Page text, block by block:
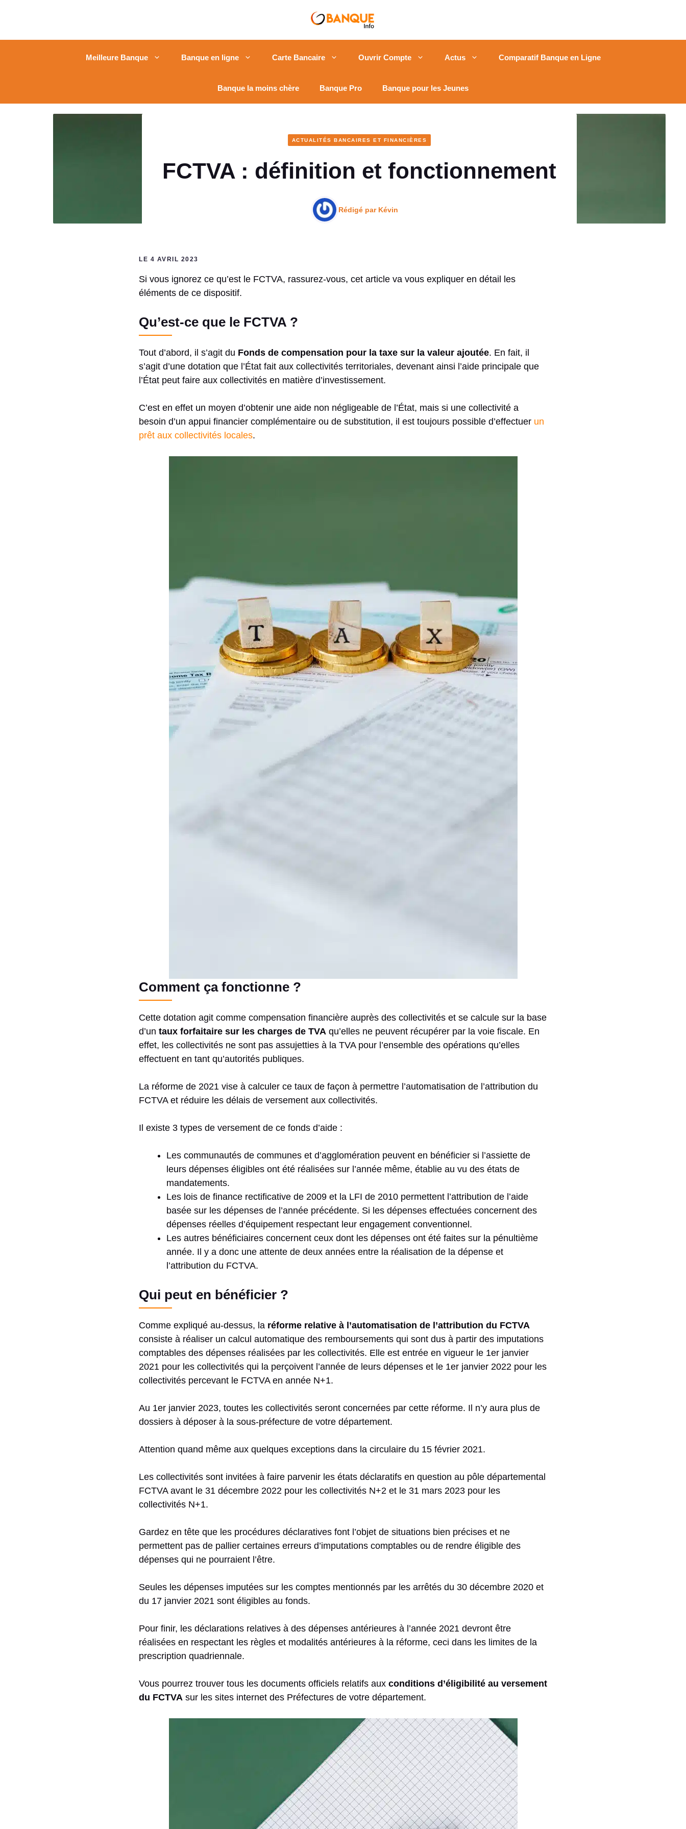
Meilleure Banque Banque en ligne Carte Bancaire Ouvrir Compte Actus Comparatif Banque en Ligne
Banque la moins chère Banque Pro Banque pour les Jeunes
ACTUALITÉS BANCAIRES ET FINANCIÈRES
FCTVA : définition et fonctionnement
Rédigé par Kévin
LE 4 AVRIL 2023
Si vous ignorez ce qu’est le FCTVA, rassurez-vous, cet article va vous expliquer en détail les
éléments de ce dispositif.
Qu’est-ce que le FCTVA ?
Tout d’abord, il s’agit du Fonds de compensation pour la taxe sur la valeur ajoutée. En fait, il
s’agit d’une dotation que l’État fait aux collectivités territoriales, devenant ainsi l’aide principale que
l’État peut faire aux collectivités en matière d’investissement.
C’est en effet un moyen d’obtenir une aide non négligeable de l’État, mais si une collectivité a
besoin d’un appui financier complémentaire ou de substitution, il est toujours possible d’effectuer un
prêt aux collectivités locales.
Comment ça fonctionne ?
Cette dotation agit comme compensation financière auprès des collectivités et se calcule sur la base
d’un taux forfaitaire sur les charges de TVA qu’elles ne peuvent récupérer par la voie fiscale. En
effet, les collectivités ne sont pas assujetties à la TVA pour l’ensemble des opérations qu’elles
effectuent en tant qu’autorités publiques.
La réforme de 2021 vise à calculer ce taux de façon à permettre l’automatisation de l’attribution du
FCTVA et réduire les délais de versement aux collectivités.
Il existe 3 types de versement de ce fonds d’aide :
Les communautés de communes et d’agglomération peuvent en bénéficier si l’assiette de
leurs dépenses éligibles ont été réalisées sur l’année même, établie au vu des états de
mandatements.
Les lois de finance rectificative de 2009 et la LFI de 2010 permettent l’attribution de l’aide
basée sur les dépenses de l’année précédente. Si les dépenses effectuées concernent des
dépenses réelles d’équipement respectant leur engagement conventionnel.
Les autres bénéficiaires concernent ceux dont les dépenses ont été faites sur la pénultième
année. Il y a donc une attente de deux années entre la réalisation de la dépense et
l’attribution du FCTVA.
Qui peut en bénéficier ?
Comme expliqué au-dessus, la réforme relative à l’automatisation de l’attribution du FCTVA
consiste à réaliser un calcul automatique des remboursements qui sont dus à partir des imputations
comptables des dépenses réalisées par les collectivités. Elle est entrée en vigueur le 1er janvier
2021 pour les collectivités qui la perçoivent l’année de leurs dépenses et le 1er janvier 2022 pour les
collectivités percevant le FCTVA en année N+1.
Au 1er janvier 2023, toutes les collectivités seront concernées par cette réforme. Il n’y aura plus de
dossiers à déposer à la sous-préfecture de votre département.
Attention quand même aux quelques exceptions dans la circulaire du 15 février 2021.
Les collectivités sont invitées à faire parvenir les états déclaratifs en question au pôle départemental
FCTVA avant le 31 décembre 2022 pour les collectivités N+2 et le 31 mars 2023 pour les
collectivités N+1.
Gardez en tête que les procédures déclaratives font l’objet de situations bien précises et ne
permettent pas de pallier certaines erreurs d’imputations comptables ou de rendre éligible des
dépenses qui ne pourraient l’être.
Seules les dépenses imputées sur les comptes mentionnés par les arrêtés du 30 décembre 2020 et
du 17 janvier 2021 sont éligibles au fonds.
Pour finir, les déclarations relatives à des dépenses antérieures à l’année 2021 devront être
réalisées en respectant les règles et modalités antérieures à la réforme, ceci dans les limites de la
prescription quadriennale.
Vous pourrez trouver tous les documents officiels relatifs aux conditions d’éligibilité au versement
du FCTVA sur les sites internet des Préfectures de votre département.